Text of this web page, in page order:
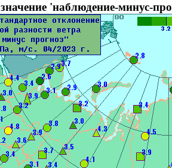
'наблюдение-минус-